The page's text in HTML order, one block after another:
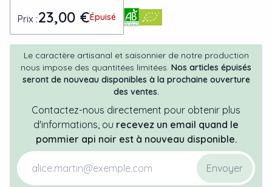
Prix :23,00 €Épuisé
Le caractère artisanal et saisonnier de notre production
nous impose des quantitées limitées. Nos articles épuisés
seront de nouveau disponibles à la prochaine ouverture
des ventes.
Contactez-nous directement pour obtenir plus
d'informations, ou recevez un email quand le
pommier api noirest à nouveau disponible.
Envoyer